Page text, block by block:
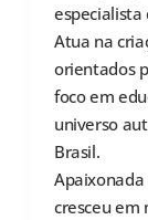
Atua na
orientados
foco em
universo
Brasil.
Apaixonada
cresceu em